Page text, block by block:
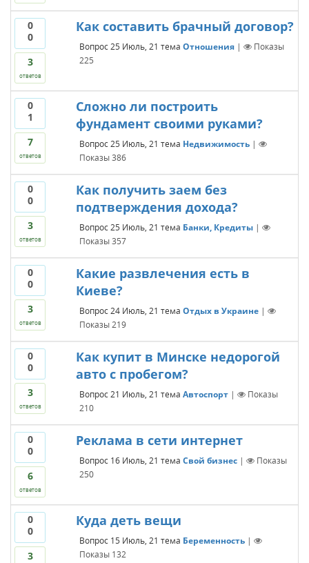
0
0
3
ответов
Как составить брачный договор?
Вопрос 25 Июль, 21 тема Отношения |
Показы
225
0
1
7
ответов
Сложно ли построить
фундамент своими руками?
Вопрос 25 Июль, 21 тема Недвижимость |
Показы386
0
0
3
ответов
Как получить заем без
подтверждения дохода?
Вопрос 25 Июль, 21 тема Банки, Кредиты |
Показы357
0
0
3
ответов
Какие развлечения есть в
Киеве?
Вопрос 24 Июль, 21 тема Отдых в Украине |
Показы219
0
0
3
ответов
Как купит в Минске недорогой
авто с пробегом?
Вопрос 21 Июль, 21 тема Автоспорт |
Показы
210
0
0
6
ответов
Реклама в сети интернет
Вопрос 16 Июль, 21 тема Свой бизнес |
Показы
250
0
0
3
Куда деть вещи
Вопрос 15 Июль, 21 тема Беременность |
Показы 132